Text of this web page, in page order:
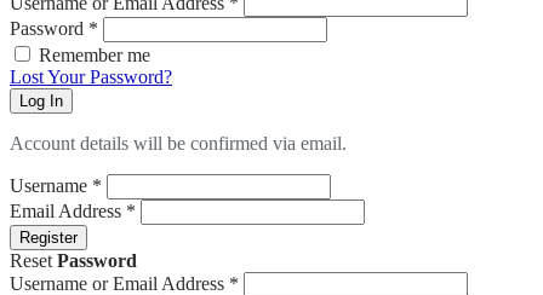
Password *
Remember me
Lost Your Password?
Log In
Account details will be confirmed via email.
Username *
Email Address *
Register
Reset Password
Username or Email Address *